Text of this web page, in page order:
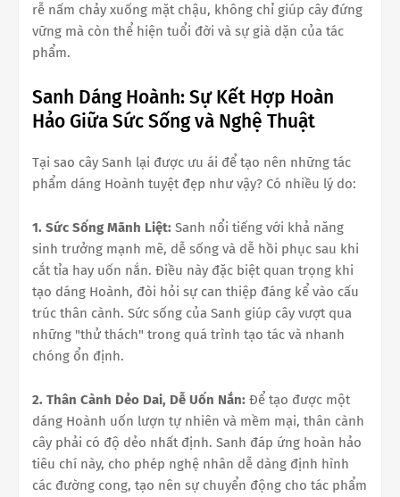
rễ nấm chảy xuống mặt chậu, không chỉ giúp cây đứng
vững mà còn thể hiện tuổi đời và sự già dặn của tác
phẩm.
Sanh Dáng Hoành: Sự Kết Hợp Hoàn
Hảo Giữa Sức Sống và Nghệ Thuật
Tại sao cây Sanh lại được ưu ái để tạo nên những tác
phẩm dáng Hoành tuyệt đẹp như vậy? Có nhiều lý do:
1. Sức Sống Mãnh Liệt: Sanh nổi tiếng với khả năng
sinh trưởng mạnh mẽ, dễ sống và dễ hồi phục sau khi
cắt tỉa hay uốn nắn. Điều này đặc biệt quan trọng khi
tạo dáng Hoành, đòi hỏi sự can thiệp đáng kể vào cấu
trúc thân cành. Sức sống của Sanh giúp cây vượt qua
những "thử thách" trong quá trình tạo tác và nhanh
chóng ổn định.
2. Thân Cành Dẻo Dai, Dễ Uốn Nắn: Để tạo được một
dáng Hoành uốn lượn tự nhiên và mềm mại, thân cành
cây phải có độ dẻo nhất định. Sanh đáp ứng hoàn hảo
tiêu chí này, cho phép nghệ nhân dễ dàng định hình
các đường cong, tạo nên sự chuyển động cho tác phẩm